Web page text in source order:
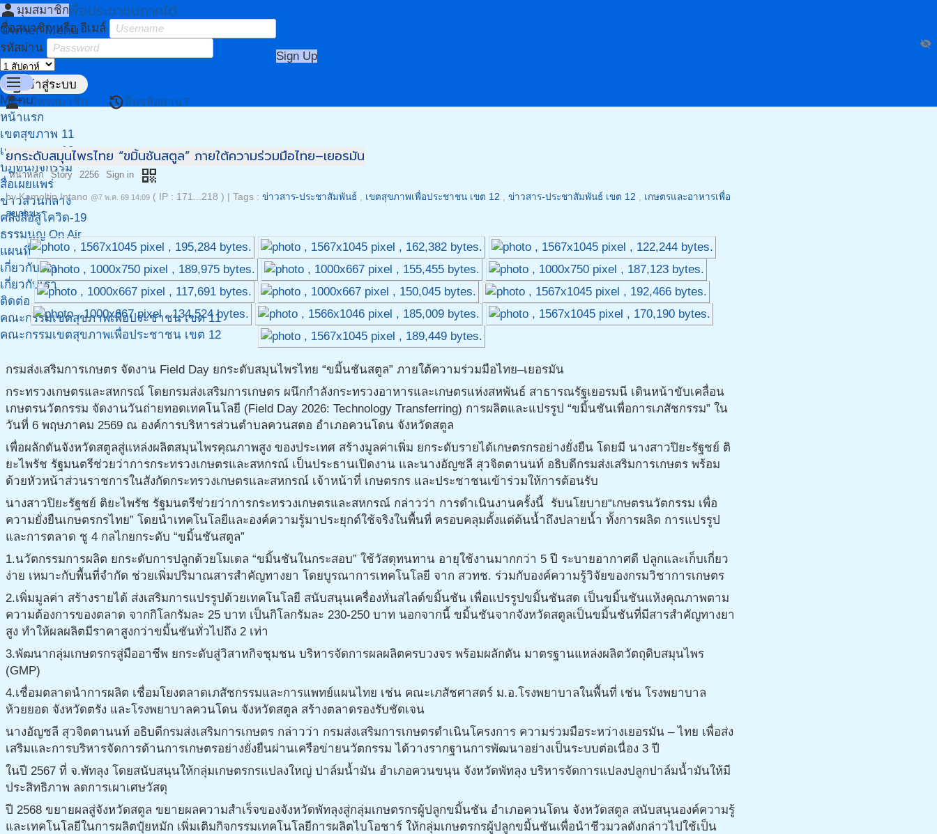
เขตสุขภาพเพื่อประชาชนภาคใต้
Owner Menu
person มุมสมาชิก
ชื่อสมาชิก หรือ อีเมล์
รหัสผ่าน
visibility_off
login เข้าสู่ระบบ
person_addสมัครสมาชิก restoreลืมรหัสผ่าน?
Sign Up
menu
Menu
หน้าแรก
เขตสุขภาพ 11
เขตสุขภาพ 12
ปฏิทินกิจกรรม
สื่อเผยแพร่
ข่าวส่วนกลาง
คลังสื่อสู้โควิด-19
ธรรมนูญ On Air
แผนที่
เกี่ยวกับเรา
เกี่ยวกับเรา
ติดต่อ
คณะกรรมเขตสุขภาพเพื่อประชาชน เขต 11
คณะกรรมเขตสุขภาพเพื่อประชาชน เขต 12
ยกระดับสมุนไพรไทย “ขมิ้นชันสตูล” ภายใต้ความร่วมมือไทย–เยอรมัน
หน้าหลัก Story 2256 Sign in qr_code
byKamoltip Intano @7 พ.ค. 69 14:09 ( IP : 171...218 ) Tags : ข่าวสาร-ประชาสัมพันธ์ , เขตสุขภาพเพื่อประชาชน เขต 12 , ข่าวสาร-ประชาสัมพันธ์ เขต 12 , เกษตรและอาหารเพื่อ
สุขภาพ
กรมส่งเสริมการเกษตร จัดงาน Field Day ยกระดับสมุนไพรไทย “ขมิ้นชันสตูล” ภายใต้ความร่วมมือไทย–เยอรมัน
กระทรวงเกษตรและสหกรณ์ โดยกรมส่งเสริมการเกษตร ผนึกกำลังกระทรวงอาหารและเกษตรแห่งสหพันธ์ สาธารณรัฐเยอรมนี เดินหน้าขับเคลื่อน
เกษตรนวัตกรรม จัดงานวันถ่ายทอดเทคโนโลยี (Field Day 2026: Technology Transferring) การผลิตและแปรรูป “ขมิ้นชันเพื่อการเภสัชกรรม” ใน
วันที่ 6 พฤษภาคม 2569 ณ องค์การบริหารส่วนตำบลควนสตอ อำเภอควนโดน จังหวัดสตูล
เพื่อผลักดันจังหวัดสตูลสู่แหล่งผลิตสมุนไพรคุณภาพสูง ของประเทศ สร้างมูลค่าเพิ่ม ยกระดับรายได้เกษตรกรอย่างยั่งยืน โดยมี นางสาวปิยะรัฐชย์ ติ
ยะไพรัช รัฐมนตรีช่วยว่าการกระทรวงเกษตรและสหกรณ์ เป็นประธานเปิดงาน และนางอัญชลี สุวจิตตานนท์ อธิบดีกรมส่งเสริมการเกษตร พร้อม
ด้วยหัวหน้าส่วนราชการในสังกัดกระทรวงเกษตรและสหกรณ์ เจ้าหน้าที่ เกษตรกร และประชาชนเข้าร่วมให้การต้อนรับ
นางสาวปิยะรัฐชย์ ติยะไพรัช รัฐมนตรีช่วยว่าการกระทรวงเกษตรและสหกรณ์ กล่าวว่า การดำเนินงานครั้งนี้ รับนโยบาย“เกษตรนวัตกรรม เพื่อ
ความยั่งยืนเกษตรกรไทย” โดยนำเทคโนโลยีและองค์ความรู้มาประยุกต์ใช้จริงในพื้นที่ ครอบคลุมตั้งแต่ต้นน้ำถึงปลายน้ำ ทั้งการผลิต การแปรรูป
และการตลาด ชู 4 กลไกยกระดับ “ขมิ้นชันสตูล”
1.นวัตกรรมการผลิต ยกระดับการปลูกด้วยโมเดล “ขมิ้นชันในกระสอบ” ใช้วัสดุทนทาน อายุใช้งานมากกว่า 5 ปี ระบายอากาศดี ปลูกและเก็บเกี่ยว
ง่าย เหมาะกับพื้นที่จำกัด ช่วยเพิ่มปริมาณสารสำคัญทางยา โดยบูรณาการเทคโนโลยี จาก สวทช. ร่วมกับองค์ความรู้วิจัยของกรมวิชาการเกษตร
2.เพิ่มมูลค่า สร้างรายได้ ส่งเสริมการแปรรูปด้วยเทคโนโลยี สนับสนุนเครื่องหั่นสไลด์ขมิ้นชัน เพื่อแปรรูปขมิ้นชันสด เป็นขมิ้นชันแห้งคุณภาพตาม
ความต้องการของตลาด จากกิโลกรัมละ 25 บาท เป็นกิโลกรัมละ 230-250 บาท นอกจากนี้ ขมิ้นชันจากจังหวัดสตูลเป็นขมิ้นชันที่มีสารสำคัญทางยา
สูง ทำให้ผลผลิตมีราคาสูงกว่าขมิ้นชันทั่วไปถึง 2 เท่า
3.พัฒนากลุ่มเกษตรกรสู่มืออาชีพ ยกระดับสู่วิสาหกิจชุมชน บริหารจัดการผลผลิตครบวงจร พร้อมผลักดัน มาตรฐานแหล่งผลิตวัตถุดิบสมุนไพร
(GMP)
4.เชื่อมตลาดนำการผลิต เชื่อมโยงตลาดเภสัชกรรมและการแพทย์แผนไทย เช่น คณะเภสัชศาสตร์ ม.อ.โรงพยาบาลในพื้นที่ เช่น โรงพยาบาล
ห้วยยอด จังหวัดตรัง และโรงพยาบาลควนโดน จังหวัดสตูล สร้างตลาดรองรับชัดเจน
นางอัญชลี สุวจิตตานนท์ อธิบดีกรมส่งเสริมการเกษตร กล่าวว่า กรมส่งเสริมการเกษตรดำเนินโครงการ ความร่วมมือระหว่างเยอรมัน – ไทย เพื่อส่ง
เสริมและการบริหารจัดการด้านการเกษตรอย่างยั่งยืนผ่านเครือข่ายนวัตกรรม ได้วางรากฐานการพัฒนาอย่างเป็นระบบต่อเนื่อง 3 ปี
ในปี 2567 ที่ จ.พัทลุง โดยสนับสนุนให้กลุ่มเกษตรกรแปลงใหญ่ ปาล์มน้ำมัน อำเภอควนขนุน จังหวัดพัทลุง บริหารจัดการแปลงปลูกปาล์มน้ำมันให้มี
ประสิทธิภาพ ลดการเผาเศษวัสดุ
ปี 2568 ขยายผลสู่จังหวัดสตูล ขยายผลความสำเร็จของจังหวัดพัทลุงสู่กลุ่มเกษตรกรผู้ปลูกขมิ้นชัน อำเภอควนโดน จังหวัดสตูล สนับสนุนองค์ความรู้
และเทคโนโลยีในการผลิตปุ๋ยหมัก เพิ่มเติมกิจกรรมเทคโนโลยีการผลิตไบโอชาร์ ให้กลุ่มเกษตรกรผู้ปลูกขมิ้นชันเพื่อนำชีวมวลดังกล่าวไปใช้เป็น